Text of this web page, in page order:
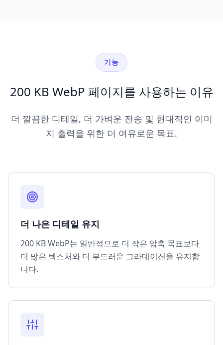
기능
200 KB WebP 페이지를 사용하는 이유
더 깔끔한 디테일, 더 가벼운 전송 및 현대적인 이미
지 출력을 위한 더 여유로운 목표.
더 나은 디테일 유지
200 KB WebP는 일반적으로 더 작은 압축 목표보다
더 많은 텍스처와 더 부드러운 그라데이션을 유지합
니다.